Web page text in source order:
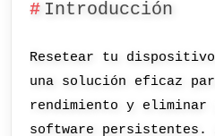
Introducción
Resetear tu
una solución eficaz
rendimiento y eliminar
software